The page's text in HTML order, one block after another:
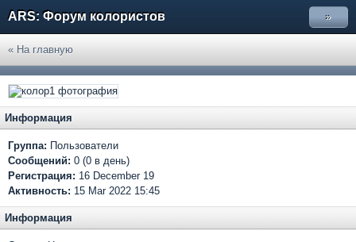
ARS: Форум колористов »
« На главную
Информация
Группа: Пользователи
Сообщений: 0 (0 в день)
Регистрация: 16 December 19
Активность: 15 Mar 2022 15:45
Информация